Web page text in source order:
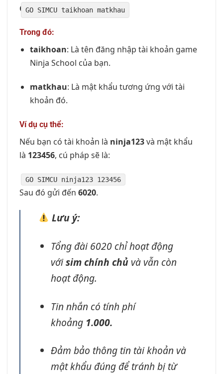
GO SIMCU taikhoan matkhau
Gửi đến tổng đài 6020
Trong đó:
taikhoan: Là tên đăng nhập tài khoản game
Ninja School của bạn.
matkhau: Là mật khẩu tương ứng với tài
khoản đó.
Ví dụ cụ thể:
Nếu bạn có tài khoản là ninja123và mật khẩu
là 123456, cú pháp sẽ là:
GO SIMCU ninja123 123456
Sau đó gửi đến 6020.
Lưu ý:
Tổng đài 6020 chỉ hoạt động
vớisim chính chủvà vẫn còn
hoạt động.
Tin nhắn có tính phí
khoảng 1.000.
Đảm bảo thông tin tài khoản và
mật khẩu đúng để tránh bị từ